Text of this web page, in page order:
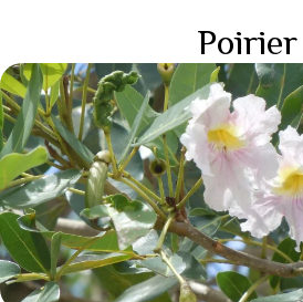
Poirier